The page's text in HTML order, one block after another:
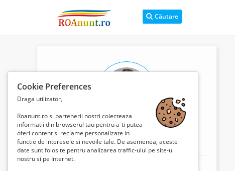
Căutare
Elvir Vichi Navirca
Cookie Preferences
Draga utilizator,
Roanunt.ro si partenerii nostri colecteaza
informatii din browserul tau pentru a-ti putea
oferi content si reclame personalizate in
functie de interesele si nevoile tale. De asemenea, aceste
date sunt folosite pentru analizarea traffic-ului pe site-ul
nostru si pe Internet.